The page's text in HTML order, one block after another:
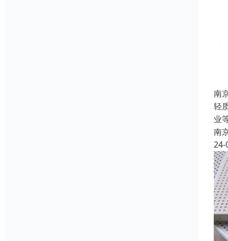
南
轻
业
南
24-